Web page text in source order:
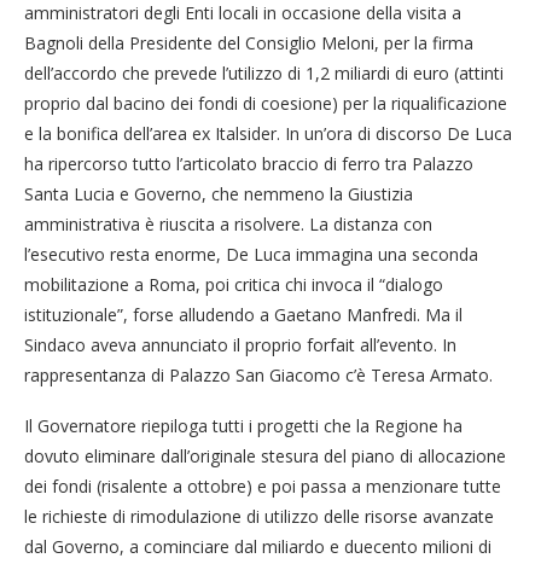
amministratori degli Enti locali in occasione della visita a
Bagnoli della Presidente del Consiglio Meloni, per la firma
dell’accordo che prevede l’utilizzo di 1,2 miliardi di euro (attinti
proprio dal bacino dei fondi di coesione) per la riqualificazione
e la bonifica dell’area ex Italsider. In un’ora di discorso De Luca
ha ripercorso tutto l’articolato braccio di ferro tra Palazzo
Santa Lucia e Governo, che nemmeno la Giustizia
amministrativa è riuscita a risolvere. La distanza con
l’esecutivo resta enorme, De Luca immagina una seconda
mobilitazione a Roma, poi critica chi invoca il “dialogo
istituzionale”, forse alludendo a Gaetano Manfredi. Ma il
Sindaco aveva annunciato il proprio forfait all’evento. In
rappresentanza di Palazzo San Giacomo c’è Teresa Armato.
Il Governatore riepiloga tutti i progetti che la Regione ha
dovuto eliminare dall’originale stesura del piano di allocazione
dei fondi (risalente a ottobre) e poi passa a menzionare tutte
le richieste di rimodulazione di utilizzo delle risorse avanzate
dal Governo, a cominciare dal miliardo e duecento milioni di